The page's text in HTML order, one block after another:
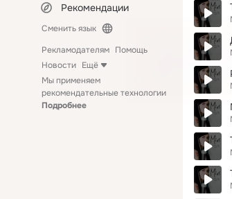
Рекомендации
Сменить язык
Рекламодателям Помощь
Новости Ещё
Мы применяем
рекомендательные технологии
Подробнее